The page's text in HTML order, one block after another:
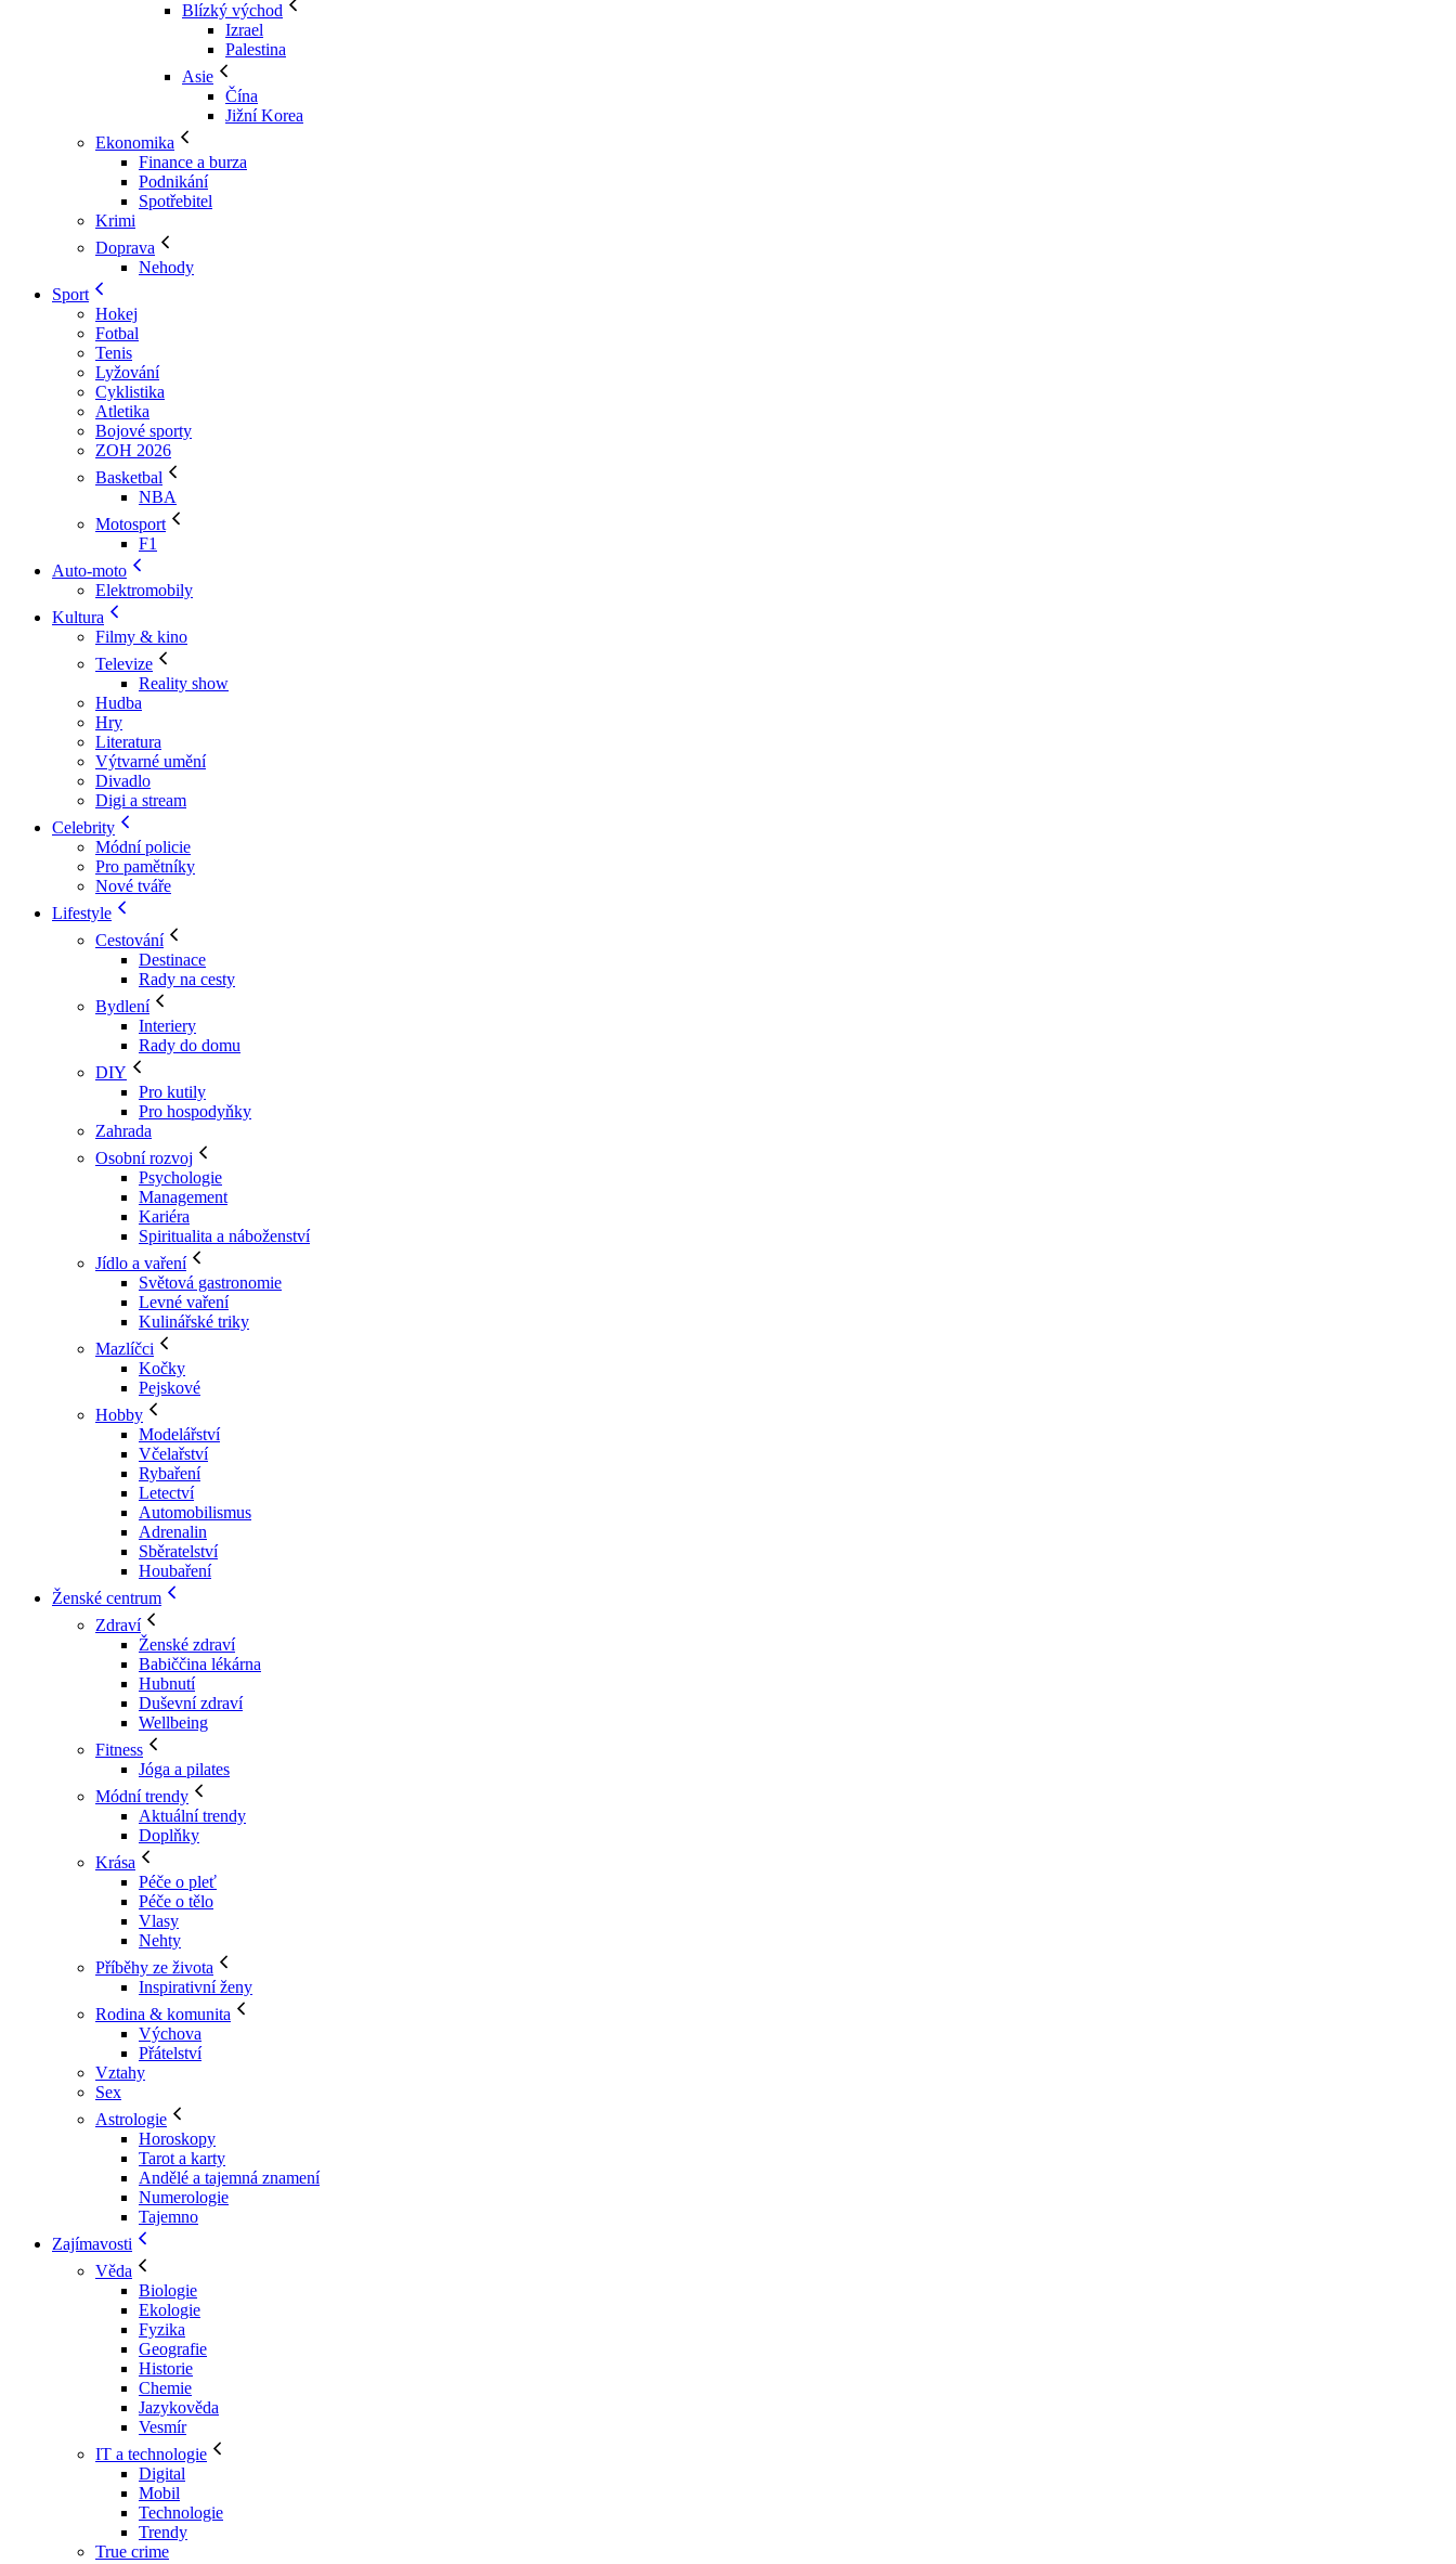
Blízký východ
Izrael
Palestina
Asie
Čína
Jižní Korea
Ekonomika
Finance a burza
Podnikání
Spotřebitel
Krimi
Doprava
Nehody
Sport
Hokej
Fotbal
Tenis
Lyžování
Cyklistika
Atletika
Bojové sporty
ZOH 2026
Basketbal
NBA
Motosport
F1
Auto-moto
Elektromobily
Kultura
Filmy & kino
Televize
Reality show
Hudba
Hry
Literatura
Výtvarné umění
Divadlo
Digi a stream
Celebrity
Módní policie
Pro pamětníky
Nové tváře
Lifestyle
Cestování
Destinace
Rady na cesty
Bydlení
Interiery
Rady do domu
DIY
Pro kutily
Pro hospodyňky
Zahrada
Osobní rozvoj
Psychologie
Management
Kariéra
Spiritualita a náboženství
Jídlo a vaření
Světová gastronomie
Levné vaření
Kulinářské triky
Mazlíčci
Kočky
Pejskové
Hobby
Modelářství
Včelařství
Rybaření
Letectví
Automobilismus
Adrenalin
Sběratelství
Houbaření
Ženské centrum
Zdraví
Ženské zdraví
Babiččina lékárna
Hubnutí
Duševní zdraví
Wellbeing
Fitness
Jóga a pilates
Módní trendy
Aktuální trendy
Doplňky
Krása
Péče o pleť
Péče o tělo
Vlasy
Nehty
Příběhy ze života
Inspirativní ženy
Rodina & komunita
Výchova
Přátelství
Vztahy
Sex
Astrologie
Horoskopy
Tarot a karty
Andělé a tajemná znamení
Numerologie
Tajemno
Zajímavosti
Věda
Biologie
Ekologie
Fyzika
Geografie
Historie
Chemie
Jazykověda
Vesmír
IT a technologie
Digital
Mobil
Technologie
Trendy
True crime